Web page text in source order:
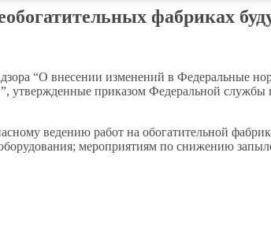
фабриках
“О внесении изменений в Федеральные
утвержденные приказом Федеральной службы
ведению работ на обогатительной
мероприятиям по снижению